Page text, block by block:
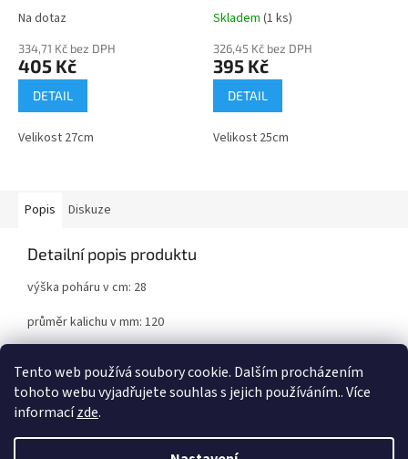
Tento web používá soubory cookie. Dalším procházením
tohoto webu vyjadřujete souhlas s jejich používáním.. Více
informacízde.
Na dotaz
334,71 Kč bez DPH
405 Kč
DETAIL
Velikost 27cm
Skladem (1 ks)
326,45 Kč bez DPH
395 Kč
DETAIL
Velikost 25cm
Popis Diskuze
Detailní popis produktu
výška poháru v cm: 28
průměr kalichu v mm: 120